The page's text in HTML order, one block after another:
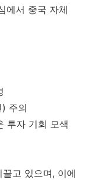
에서 중국 자체
주의
투자 기회 모색
고 있으며, 이에